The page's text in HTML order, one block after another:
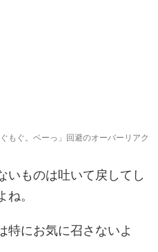
もぐ。ベーっ」回避のオーバーリアク
いものは吐いて戻してし
。
特にお気に召さないよ